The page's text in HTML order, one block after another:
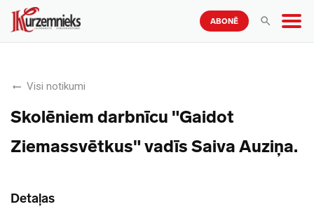
ABONĒ
Visi notikumi
Skolēniem darbnīcu "Gaidot
Ziemassvētkus" vadīs Saiva Auziņa.
Detaļas